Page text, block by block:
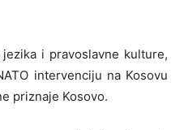
i pravoslavne kulture,
intervenciju na Kosovu
priznaje Kosovo.